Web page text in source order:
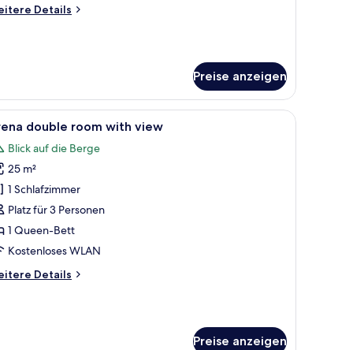
Details
Preise anzeigen
Schreibtisch und einem Fenster.Ein modernes Schlafzimmer mit einem
6 double room with view
Blick auf die Berge
25 m²
1 Schlafzimmer
Platz für 3 Personen
1 Queen-Bett
Kostenloses WLAN
Details
Preise anzeigen